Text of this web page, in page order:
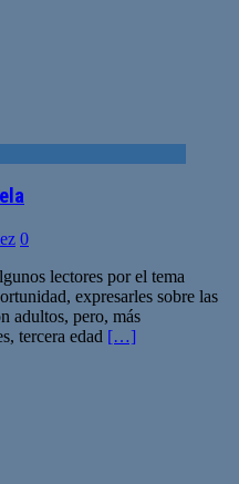
0
lectores por el tema
expresarles sobre las
adultos, pero, más
tercera edad […]